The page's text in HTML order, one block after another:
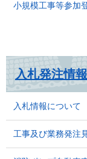
小規模工事等参加
入札発注情報
入札情報について
工事及び業務発注